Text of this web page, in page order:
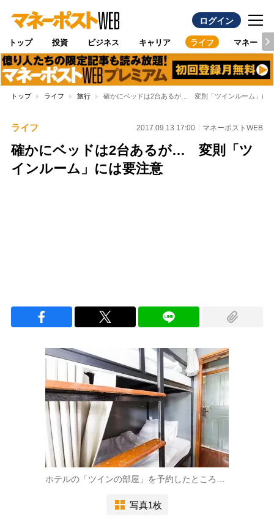
ログイン
トップ 投資 ビジネス キャリア ライフ マネー
トップ ライフ 旅行 確かにベッドは2台あるが… 変則「ツインルーム」に
ライフ 2017.09.13 17:00 マネーポストWEB
確かにベッドは2台あるが… 変則「ツ
インルーム」には要注意
ホテルの「ツインの部屋」を予約したところ…
写真1枚